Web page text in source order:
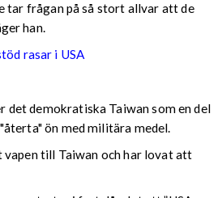
tar frågan på så stort allvar att de
han.
rasar i USA
det demokratiska Taiwan som en del
ön med militära medel.
vapen till Taiwan och har lovat att